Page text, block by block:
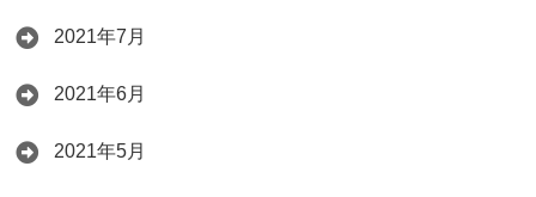
2021年7月
2021年6月
2021年5月